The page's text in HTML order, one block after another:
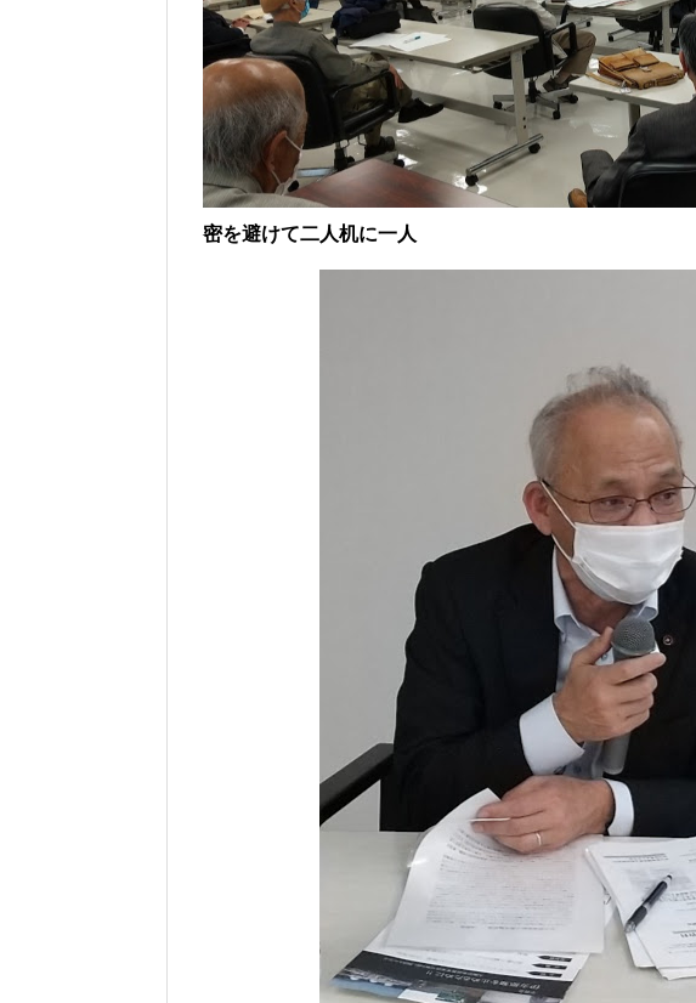
密を避けて二人机に一人